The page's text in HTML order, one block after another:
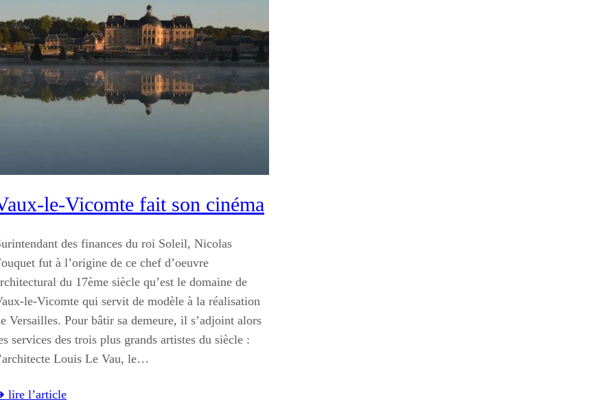
le-Vicomte fait son cinéma
des finances du roi Soleil, Nicolas
fut à l’origine de ce chef d’oeuvre
du 17ème siècle qu’est le domaine de
le-Vicomte qui servit de modèle à la réalisation
Versailles. Pour bâtir sa demeure, il s’adjoint alors
services des trois plus grands artistes du siècle :
Louis Le Vau, le…
lire l’article